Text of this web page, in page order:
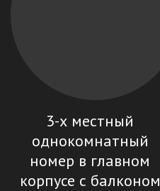
3-х местный
однокомнатный
номер в главном
корпусе с балконом